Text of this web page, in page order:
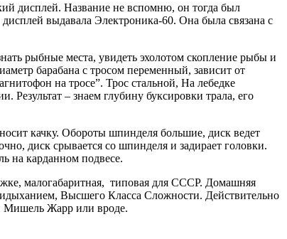
дисплей. Название не вспомню, он тогда был
выдавала Электроника-60. Она была связана с
рыбные места, увидеть эхолотом скопление рыбы и
барабана с тросом переменный, зависит от
на тросе”. Трос стальной, На лебедке
– знаем глубину буксировки трала, его
качку. Обороты шпинделя большие, диск ведет
диск срывается со шпинделя и задирает головки.
на карданном подвесе.
малогабаритная, типовая для СССР. Домашняя
Высшего Класса Сложности. Действительно
Мишель Жарр или вроде.